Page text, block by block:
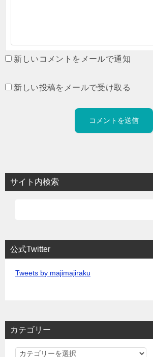
新しいコメントをメールで通知
新しい投稿をメールで受け取る
サイト内検索
公式Twitter
Tweets by majimajiraku
カテゴリー
カ